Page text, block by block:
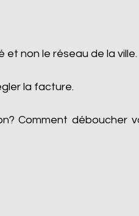
non le réseau de la ville.
la facture.
Comment déboucher